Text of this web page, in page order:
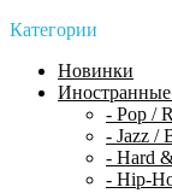
Категории
Новинки
- Pop /
- Jazz /
- Hard
- Hip-